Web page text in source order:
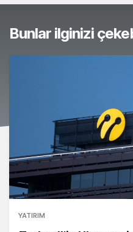
Bunlar ilginizi
YATIRIM